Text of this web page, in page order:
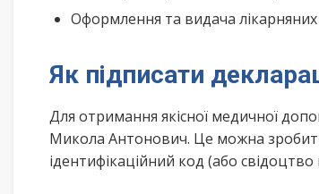
Оформлення та видача лікарняних
Як підписати
Для отримання якісної медичної
Микола Антонович. Це можна
ідентифікаційний код (або